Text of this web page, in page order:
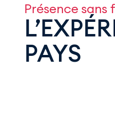
Présence
PAYS